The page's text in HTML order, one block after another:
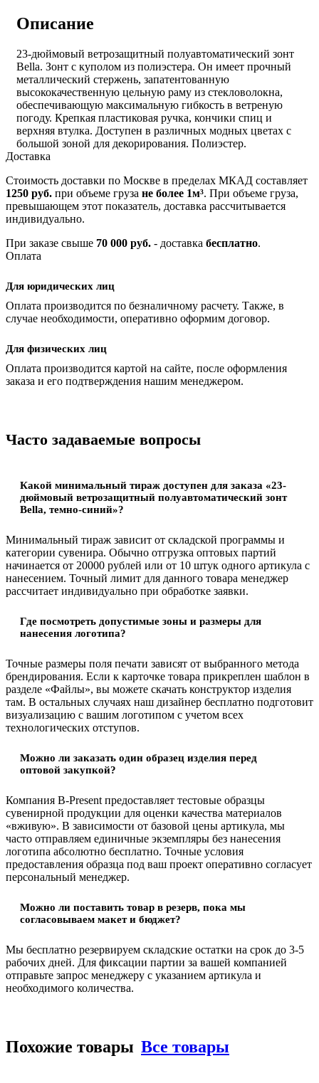
Описание
23-дюймовый ветрозащитный полуавтоматический зонт
Bella. Зонт с куполом из полиэстера. Он имеет прочный
металлический стержень, запатентованную
высококачественную цельную раму из стекловолокна,
обеспечивающую максимальную гибкость в ветреную
погоду. Крепкая пластиковая ручка, кончики спиц и
верхняя втулка. Доступен в различных модных цветах с
большой зоной для декорирования. Полиэстер.
Доставка
Стоимость доставки по Москве в пределах МКАД составляет
1250 руб. при объеме груза не более 1м³. При объеме груза,
превышающем этот показатель, доставка рассчитывается
индивидуально.
При заказе свыше 70 000 руб. - доставка бесплатно.
Оплата
Для юридических лиц
Оплата производится по безналичному расчету. Также, в
случае необходимости, оперативно оформим договор.
Для физических лиц
Оплата производится картой на сайте, после оформления
заказа и его подтверждения нашим менеджером.
Часто задаваемые вопросы
Какой минимальный тираж доступен для заказа «23-
дюймовый ветрозащитный полуавтоматический зонт
Bella, темно-синий»?
Минимальный тираж зависит от складской программы и
категории сувенира. Обычно отгрузка оптовых партий
начинается от 20000 рублей или от 10 штук одного артикула с
нанесением. Точный лимит для данного товара менеджер
рассчитает индивидуально при обработке заявки.
Где посмотреть допустимые зоны и размеры для
нанесения логотипа?
Точные размеры поля печати зависят от выбранного метода
брендирования. Если к карточке товара прикреплен шаблон в
разделе «Файлы», вы можете скачать конструктор изделия
там. В остальных случаях наш дизайнер бесплатно подготовит
визуализацию с вашим логотипом с учетом всех
технологических отступов.
Можно ли заказать один образец изделия перед
оптовой закупкой?
Компания B-Present предоставляет тестовые образцы
сувенирной продукции для оценки качества материалов
«вживую». В зависимости от базовой цены артикула, мы
часто отправляем единичные экземпляры без нанесения
логотипа абсолютно бесплатно. Точные условия
предоставления образца под ваш проект оперативно согласует
персональный менеджер.
Можно ли поставить товар в резерв, пока мы
согласовываем макет и бюджет?
Мы бесплатно резервируем складские остатки на срок до 3-5
рабочих дней. Для фиксации партии за вашей компанией
отправьте запрос менеджеру с указанием артикула и
необходимого количества.
Похожие товары Все товары